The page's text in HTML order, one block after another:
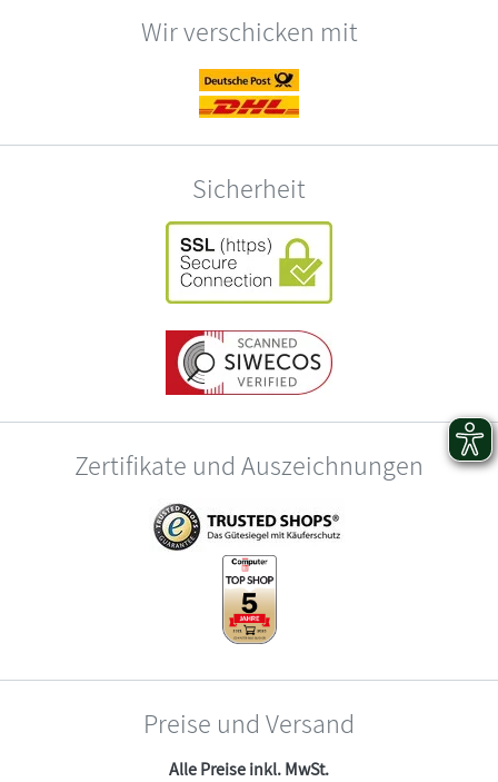
Wir verschicken mit
Sicherheit
Zertifikate und Auszeichnungen
Preise und Versand
Alle Preise inkl. MwSt.